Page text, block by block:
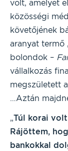
volt, amelyet
közösségi
követőjének
aranyat termő
bolondok –
vállalkozás
megszületett
…Aztán
„Túl korai
Rájöttem,
bankokkal